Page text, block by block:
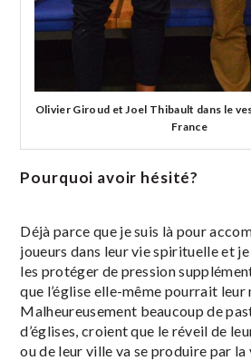
Olivier Giroud et Joel Thibault dans le
France
Pourquoi avoir hésité?
Déjà parce que je suis là pour
joueurs dans leur vie spirituelle et je
les protéger de pression
que l’église elle-même pourrait
Malheureusement beaucoup de
d’églises, croient que le réveil de
ou de leur ville va se produire par la